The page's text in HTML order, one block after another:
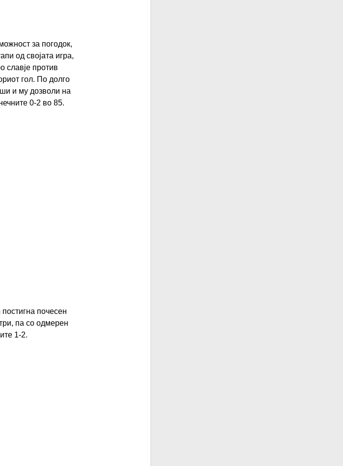
за погодок,
од својата игра,
славје против
гол. По долго
и му дозволи на
0-2 во 85.
почесен
па со одмерен
1-2.